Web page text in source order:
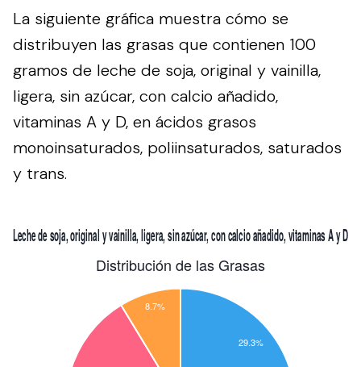
La siguiente gráfica muestra cómo se
distribuyen las grasas que contienen 100
gramos de leche de soja, original y vainilla,
ligera, sin azúcar, con calcio añadido,
vitaminas A y D, en ácidos grasos
monoinsaturados, poliinsaturados, saturados
y trans.